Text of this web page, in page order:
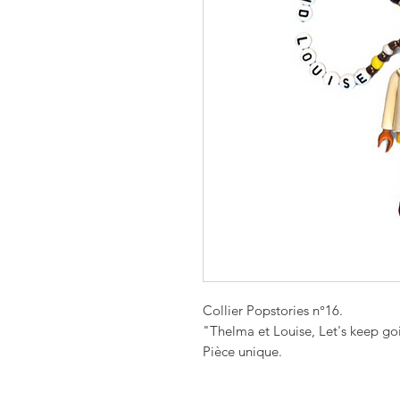
Collier Popstories n°16.
"Thelma et Louise, Let's keep
Pièce unique.